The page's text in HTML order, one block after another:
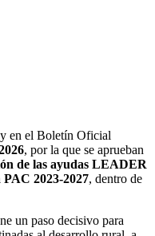
en el Boletín Oficial
, por la que se aprueban
de las ayudas LEADER
2023-2027, dentro de
un paso decisivo para